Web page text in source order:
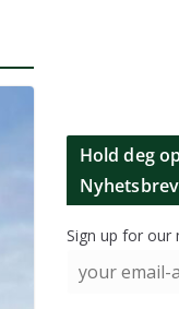
Hold deg
Sign up for our